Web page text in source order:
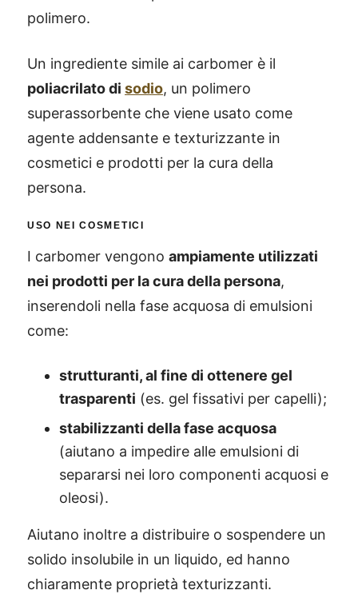
polimero.
Un ingrediente simile ai carbomer è il
poliacrilato di sodio, un polimero
superassorbente che viene usato come
agente addensante e texturizzante in
cosmetici e prodotti per la cura della
persona.
USO NEI COSMETICI
I carbomer vengono ampiamente utilizzati
nei prodotti per la cura della persona,
inserendoli nella fase acquosa di emulsioni
come:
strutturanti, al fine di ottenere gel
trasparenti (es. gel fissativi per capelli);
stabilizzanti della fase acquosa
(aiutano a impedire alle emulsioni di
separarsi nei loro componenti acquosi e
oleosi).
Aiutano inoltre a distribuire o sospendere un
solido insolubile in un liquido, ed hanno
chiaramente proprietà texturizzanti.